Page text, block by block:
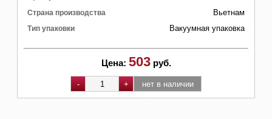
Страна производства Вьетнам
Тип упаковки Вакуумная упаковка
Цена: 503 руб.